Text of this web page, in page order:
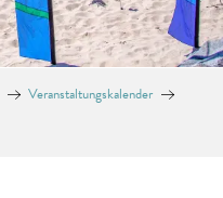
Veranstaltungskalender